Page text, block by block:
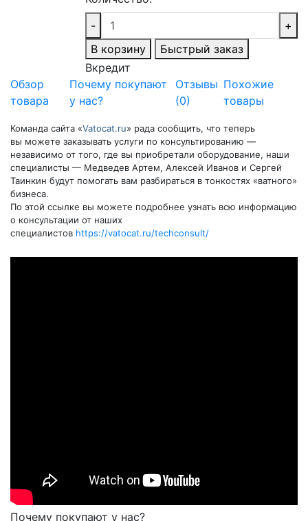
-
+
В корзину
Быстрый заказ
Вкредит
Обзор
товара
Почему покупают
у нас?
Отзывы
(0)
Похожие
товары
Команда сайта «Vatocat.ru» рада сообщить, что теперь
вы можете заказывать услуги по консультированию —
независимо от того, где вы приобретали оборудование, наши
специалисты — Медведев Артем, Алексей Иванов и Сергей
Таинкин будут помогать вам разбираться в тонкостях «ватного»
бизнеса.
По этой ссылке вы можете подробнее узнать всю информацию
о консультации от наших
специалистов https://vatocat.ru/techconsult/
Почему покупают у нас?